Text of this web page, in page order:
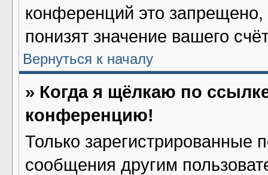
конференций это
понизят значение вашего
Вернуться к началу
» Когда я щёлкаю по
конференцию!
Только зарегистрированные
сообщения другим